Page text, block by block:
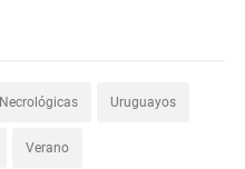
Necrológicas Uruguayos
Verano